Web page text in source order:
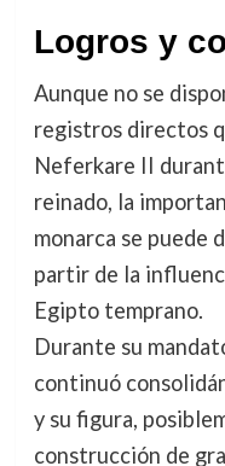
Logros y
Aunque no se
registros directos
Neferkare II
reinado, la
monarca se puede
partir de la
Egipto temprano.
Durante su
continuó
y su figura,
construcción de